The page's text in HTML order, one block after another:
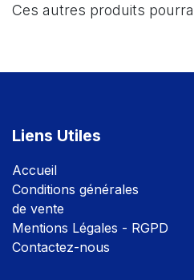
Ces autres produits
Liens Utiles
Accueil
Conditions générales
de vente
Mentions Légales - RGPD
Contactez-nous